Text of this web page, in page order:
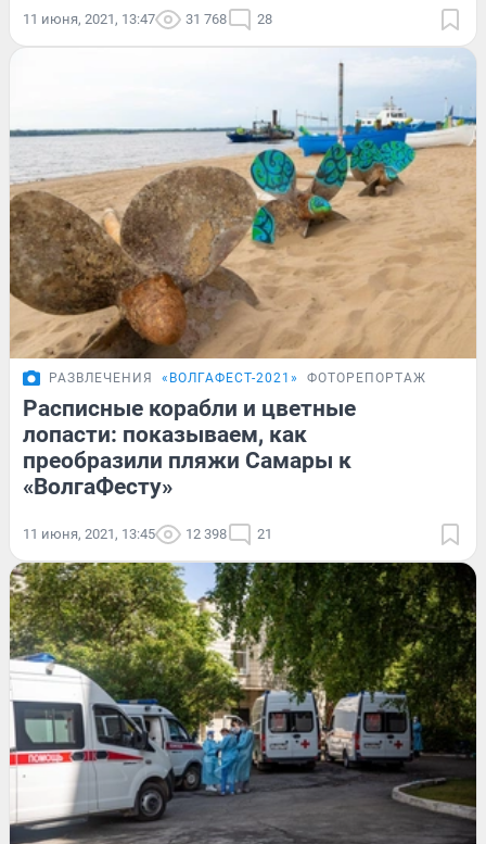
11 июня, 2021, 13:47 31 768 28
РАЗВЛЕЧЕНИЯ «ВОЛГАФЕСТ-2021» ФОТОРЕПОРТАЖ
Расписные корабли и цветные
лопасти: показываем, как
преобразили пляжи Самары к
«ВолгаФесту»
11 июня, 2021, 13:45 12 398 21